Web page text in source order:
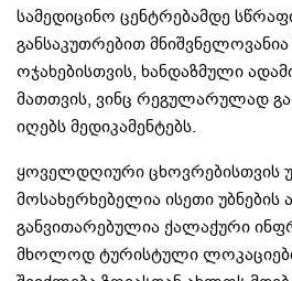
სამედიცინო ცენტრებამდე
განსაკუთრებით მნიშვნელოვანია
ოჯახებისთვის, ხანდაზმული
მათთვის, ვინც რეგულარულად
იღებს მედიკამენტებს.
ყოველდღიური ცხოვრებისთვის
მოსახერხებელია ისეთი უბნების
განვითარებულია ქალაქური
მხოლოდ ტურისტული